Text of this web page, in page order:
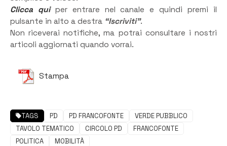
Clicca quiper entrare nel canale e quindi premi il
pulsante in alto a destra “Iscriviti”.
Non riceverai notifiche, ma potrai consultare i nostri
articoli aggiornati quando vorrai.
Stampa
TAGS PD PD FRANCOFONTE
VERDE PUBBLICO
TAVOLO TEMATICO
CIRCOLO PD
FRANCOFONTE
POLITICA
MOBILITÀ